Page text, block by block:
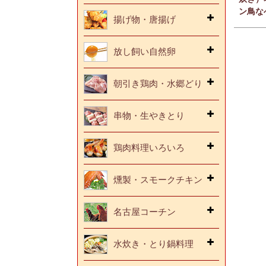
揚げ物・唐揚げ
放し飼い自然卵
朝引き鶏肉・水郷どり
串物・生やきとり
鶏肉料理いろいろ
燻製・スモークチキン
名古屋コーチン
水炊き・とり鍋料理
ン鳥な